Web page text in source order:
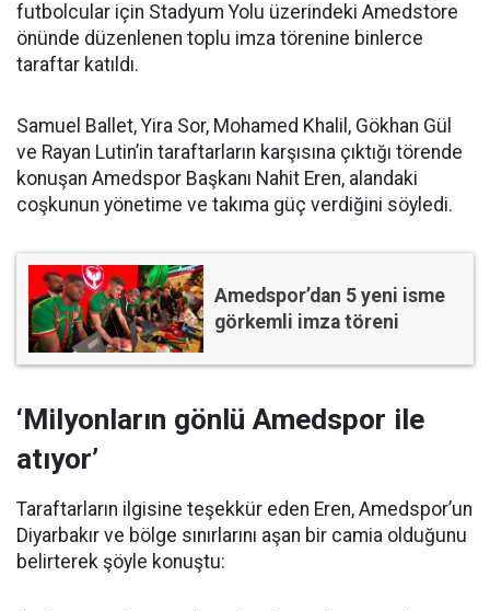
futbolcular için Stadyum Yolu üzerindeki Amedstore
önünde düzenlenen toplu imza törenine binlerce
taraftar katıldı.
Samuel Ballet, Yira Sor, Mohamed Khalil, Gökhan Gül
ve Rayan Lutin’in taraftarların karşısına çıktığı törende
konuşan Amedspor Başkanı Nahit Eren, alandaki
coşkunun yönetime ve takıma güç verdiğini söyledi.
Amedspor’dan 5 yeni isme
görkemli imza töreni
‘Milyonların gönlü Amedspor ile
atıyor’
Taraftarların ilgisine teşekkür eden Eren, Amedspor’un
Diyarbakır ve bölge sınırlarını aşan bir camia olduğunu
belirterek şöyle konuştu: